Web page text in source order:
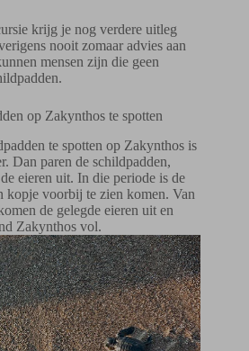
krijg je nog verdere uitleg
nooit zomaar advies aan
mensen zijn die geen
op Zakynthos te spotten
te spotten op Zakynthos is
Dan paren de schildpadden,
eieren uit. In die periode is de
kopje voorbij te zien komen. Van
de gelegde eieren uit en
Zakynthos vol.